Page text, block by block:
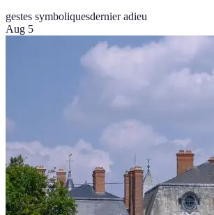
gestes symboliquesdernier adieu
Aug 5